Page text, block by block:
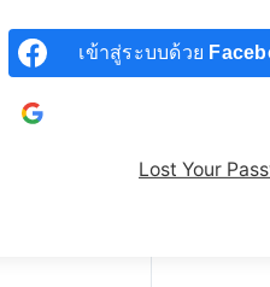
เข้าสู่ระบบด้วย
Lost Your